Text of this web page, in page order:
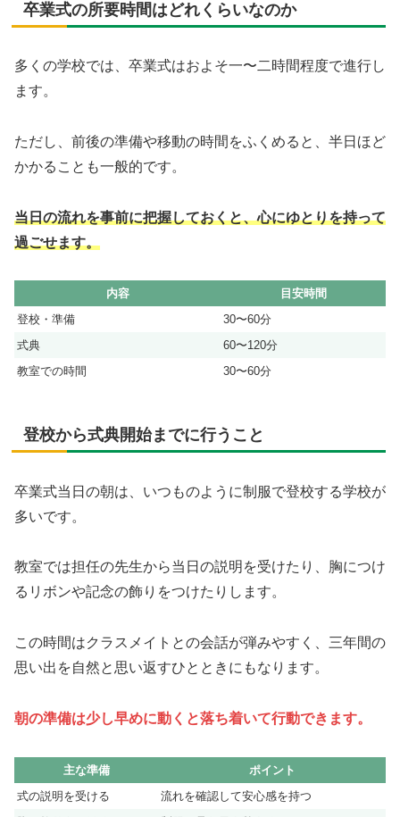
卒業式の所要時間はどれくらいなのか
多くの学校では、卒業式はおよそ一〜二時間程度で進行し
ます。
ただし、前後の準備や移動の時間をふくめると、半日ほど
かかることも一般的です。
当日の流れを事前に把握しておくと、心にゆとりを持って
過ごせます。
内容
目安時間
登校・準備
30〜60分
式典
60〜120分
教室での時間
30〜60分
登校から式典開始までに行うこと
卒業式当日の朝は、いつものように制服で登校する学校が
多いです。
教室では担任の先生から当日の説明を受けたり、胸につけ
るリボンや記念の飾りをつけたりします。
この時間はクラスメイトとの会話が弾みやすく、三年間の
思い出を自然と思い返すひとときにもなります。
朝の準備は少し早めに動くと落ち着いて行動できます。
主な準備
ポイント
式の説明を受ける
流れを確認して安心感を持つ